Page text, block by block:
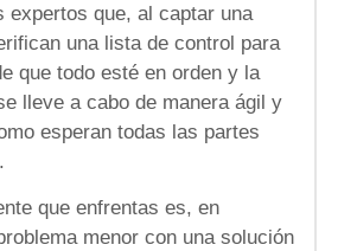
expertos que, al captar una
una lista de control para
que todo esté en orden y la
lleve a cabo de manera ágil y
esperan todas las partes
que enfrentas es, en
menor con una solución